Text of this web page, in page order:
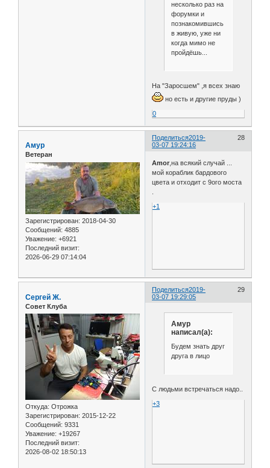
несколько раз на
форумки и
познакомившись
в живую, уже ни
когда мимо не
пройдёшь...
На "Заросшем" ,я всех знаю
но есть и другие пруды )
0
Поделиться 28
2019-
03-07 19:24:16
Амур
Ветеран
Зарегистрирован: 2018-04-30
Сообщений: 4885
Уважение: +6921
Последний визит:
2026-06-29 07:14:04
Amor ,на всякий случай ...
мой кораблик бардового
цвета и отходит с 9ого моста
+1
Поделиться 29
2019-
03-07 19:29:05
Сергей Ж.
Совет Клуба
Откуда: Отрожка
Зарегистрирован: 2015-12-22
Сообщений: 9331
Уважение: +19267
Последний визит:
2026-08-02 18:50:13
Амур
написал(а):
Будем знать друг
друга в лицо
С людьми встречаться надо..
+3